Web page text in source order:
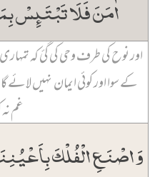
اٰمَنَ فَلَا تَبۡتَئِسۡ بِمَا
اور نوح کی طرف وحی کی گئ کہ
کے سوا اور کوئی ایمان نہیں لائے
غم
وَ اصۡنَعِ الۡفُلۡکَ